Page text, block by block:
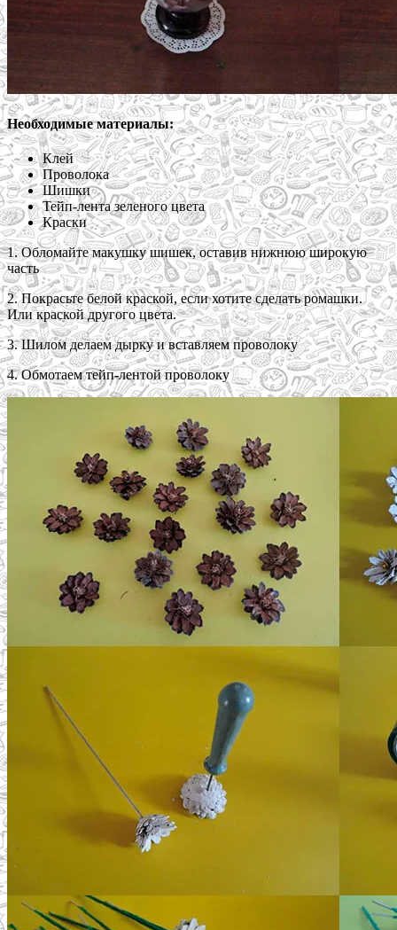
Необходимые материалы:
Клей
Проволока
Шишки
Тейп-лента зеленого цвета
Краски
1. Обломайте макушку шишек, оставив нижнюю широкую
часть
2. Покрасьте белой краской, если хотите сделать ромашки.
Или краской другого цвета.
3. Шилом делаем дырку и вставляем проволоку
4. Обмотаем тейп-лентой проволоку